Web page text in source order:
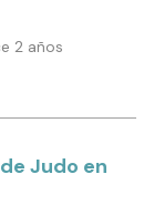
2 años
Judo en